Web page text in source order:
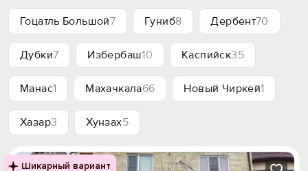
Гоцатль Большой7 Гуниб8 Дербент70
Дубки7 Избербаш10 Каспийск35
Манас1 Махачкала66 Новый Чиркей1
Хазар3 Хунзах5
Шикарный вариант